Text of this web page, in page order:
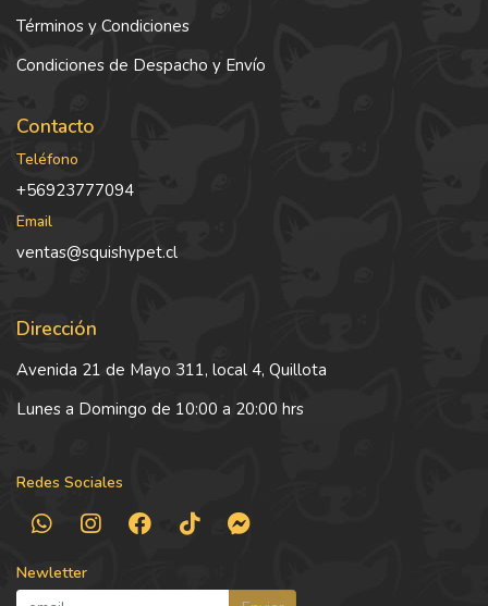
Términos y Condiciones
Condiciones de Despacho y Envío
Contacto
Teléfono
+56923777094
Email
ventas@squishypet.cl
Dirección
Avenida 21 de Mayo 311, local 4, Quillota
Lunes a Domingo de 10:00 a 20:00 hrs
Redes Sociales
Newletter